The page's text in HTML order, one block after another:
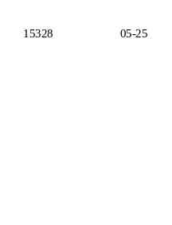
15328 05-25